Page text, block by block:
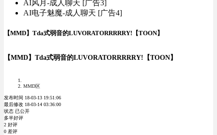
AI风月-成人聊天 [广告3]
AI电子魅魔-成人聊天 [广告4]
【MMD】Tda式弱音的LUVORATORRRRRY!【TOON】
【MMD】Tda式弱音的LUVORATORRRRRY!【TOON】
MMD区
发布时间 18-03-13 19:51:06
最后修改 18-03-14 03:36:00
状态 已公开
多半好评
2 好评
0 差评